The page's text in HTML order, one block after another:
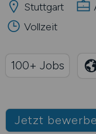
Stuttgart
Vollzeit
Jetzt
100+ Jobs